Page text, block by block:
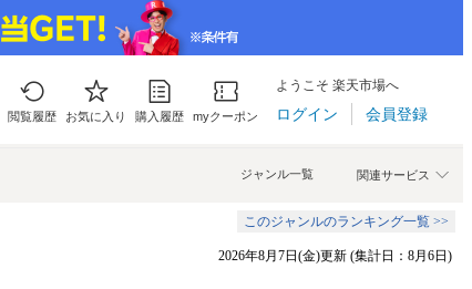
閲覧履歴 お気に入り 購入履歴 myクーポン
ようこそ 楽天市場へ
ログイン 会員登録
関連サービス
ジャンル一覧
このジャンルのランキング一覧 >>
2026年8月7日(金)更新 (集計日：8月6日)